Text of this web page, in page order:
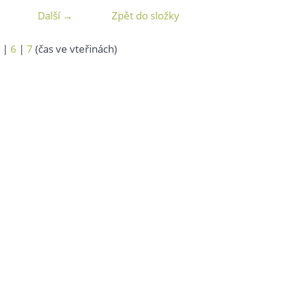
Další → Zpět do složky
| 6 | 7 (čas ve vteřinách)